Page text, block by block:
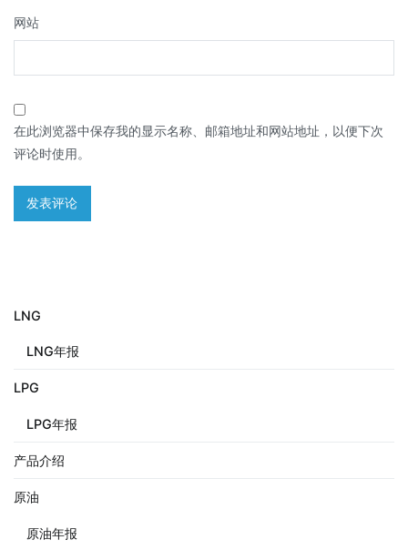
网站
在此浏览器中保存我的显示名称、邮箱地址和网站地址，以便下次
评论时使用。
LNG
LNG年报
LPG
LPG年报
产品介绍
原油
原油年报